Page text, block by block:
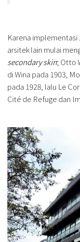
Karena implementasi
arsitek lain mulai
secondary skin; Otto
di Wina pada 1903,
pada 1928, lalu Le
Cité de Refuge dan